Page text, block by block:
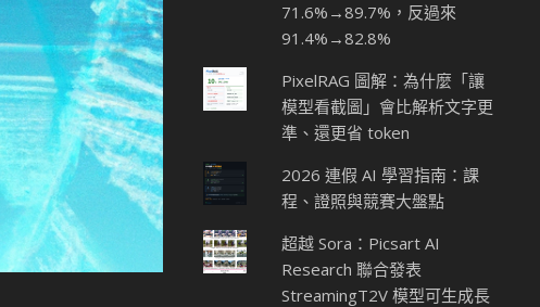
71.6%→89.7%，反過來
91.4%→82.8%
PixelRAG 圖解：為什麼「讓
模型看截圖」會比解析文字更
準、還更省 token
2026 連假 AI 學習指南：課
程、證照與競賽大盤點
超越 Sora：Picsart AI
Research 聯合發表
StreamingT2V 模型可生成長